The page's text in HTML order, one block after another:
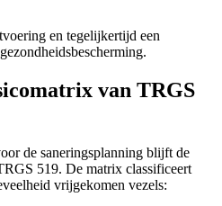
en tegelijkertijd een
van TRGS
de saneringsplanning blijft de
519. De matrix classificeert
vrijgekomen vezels: